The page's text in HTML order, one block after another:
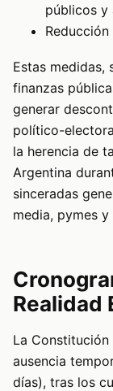
públicos y
Estas medidas,
finanzas
generar
político-
la herencia de
Argentina
sinceradas
media, pymes
Realidad
La
ausencia
días), tras los